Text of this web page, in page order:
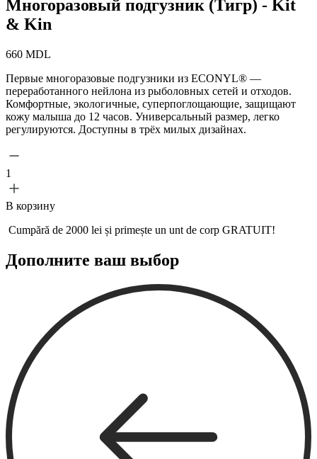
Многоразовый подгузник (Тигр) - Kit
& Kin
660 MDL
Первые многоразовые подгузники из ECONYL® —
переработанного нейлона из рыболовных сетей и отходов.
Комфортные, экологичные, суперпоглощающие, защищают
кожу малыша до 12 часов. Универсальный размер, легко
регулируются. Доступны в трёх милых дизайнах.
1
В корзину
Cumpără de 2000 lei și primește un unt de corp GRATUIT!
Дополните ваш выбор